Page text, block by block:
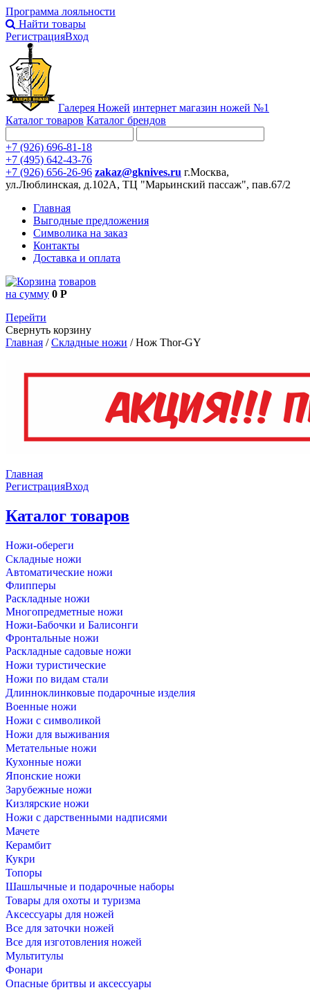
Программа лояльности
Найти товары
РегистрацияВход
Галерея Ножей интернет магазин ножей №1
Каталог товаров Каталог брендов
+7 (926) 696-81-18
+7 (495) 642-43-76
+7 (926) 656-26-96 zakaz@gknives.ru г.Москва,
ул.Люблинская, д.102А, ТЦ "Марьинский пассаж", пав.67/2
Главная
Выгодные предложения
Символика на заказ
Контакты
Доставка и оплата
товаров
на сумму 0 Р
Перейти
Свернуть корзину
Главная /Складные ножи /Нож Thor-GY
Главная
РегистрацияВход
Каталог товаров
Ножи-обереги
Складные ножи
Автоматические ножи
Флипперы
Раскладные ножи
Многопредметные ножи
Ножи-Бабочки и Балисонги
Фронтальные ножи
Раскладные садовые ножи
Ножи туристические
Ножи по видам стали
Длинноклинковые подарочные изделия
Военные ножи
Ножи с символикой
Ножи для выживания
Метательные ножи
Кухонные ножи
Японские ножи
Зарубежные ножи
Кизлярские ножи
Ножи с дарственными надписями
Мачете
Керамбит
Кукри
Топоры
Шашлычные и подарочные наборы
Товары для охоты и туризма
Аксессуары для ножей
Все для заточки ножей
Все для изготовления ножей
Мультитулы
Фонари
Опасные бритвы и аксессуары